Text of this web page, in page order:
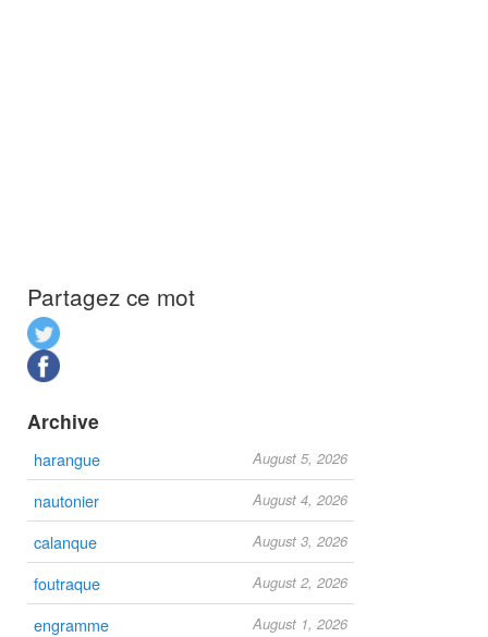
Partagez ce mot
Archive
harangue August 5, 2026
nautonier August 4, 2026
calanque August 3, 2026
foutraque August 2, 2026
engramme August 1, 2026